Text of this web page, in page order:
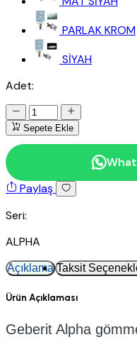
PARLAK KROM
SİYAH
Adet:
Sepete Ekle
Paylaş
Seri:
ALPHA
Açıklama Taksit
Ürün Açıklaması
Geberit Alpha